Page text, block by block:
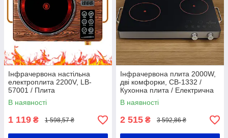
Інфрачервона настільна
електроплита 2200V, LB-
57001 / Плита
одноконфорочна / Настільна
плита
В наявності
1 119 ₴ 1 598,57 ₴
Інфрачервона плита 2000W,
дві комфорки, CB-1332 /
Кухонна плита / Електрична
плита
В наявності
2 515 ₴ 3 592,86 ₴